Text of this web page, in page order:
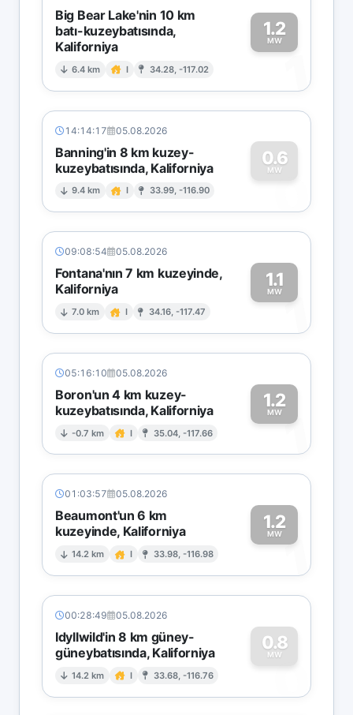
Big Bear Lake'nin 10 km
batı-kuzeybatısında,
Kaliforniya
6.4 km I 34.28, -117.02
1.2
MW
1
14:14:17 05.08.2026
Banning'in 8 km kuzey-
kuzeybatısında, Kaliforniya
9.4 km I 33.99, -116.90
0.6
MW
0
09:08:54 05.08.2026
Fontana'nın 7 km kuzeyinde,
Kaliforniya
7.0 km I 34.16, -117.47
1.1
MW1
05:16:10 05.08.2026
Boron'un 4 km kuzey-
kuzeybatısında, Kaliforniya
-0.7 km I 35.04, -117.66
1.2
MW1
01:03:57 05.08.2026
Beaumont'un 6 km
kuzeyinde, Kaliforniya
14.2 km I 33.98, -116.98
1.2
MW1
00:28:49 05.08.2026
Idyllwild'in 8 km güney-
güneybatısında, Kaliforniya
14.2 km I 33.68, -116.76
0.8
MW
0